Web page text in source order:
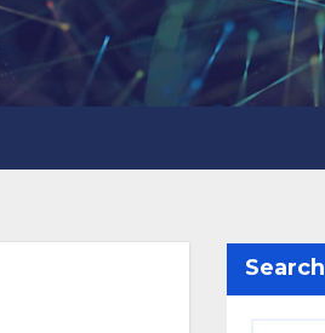
Search